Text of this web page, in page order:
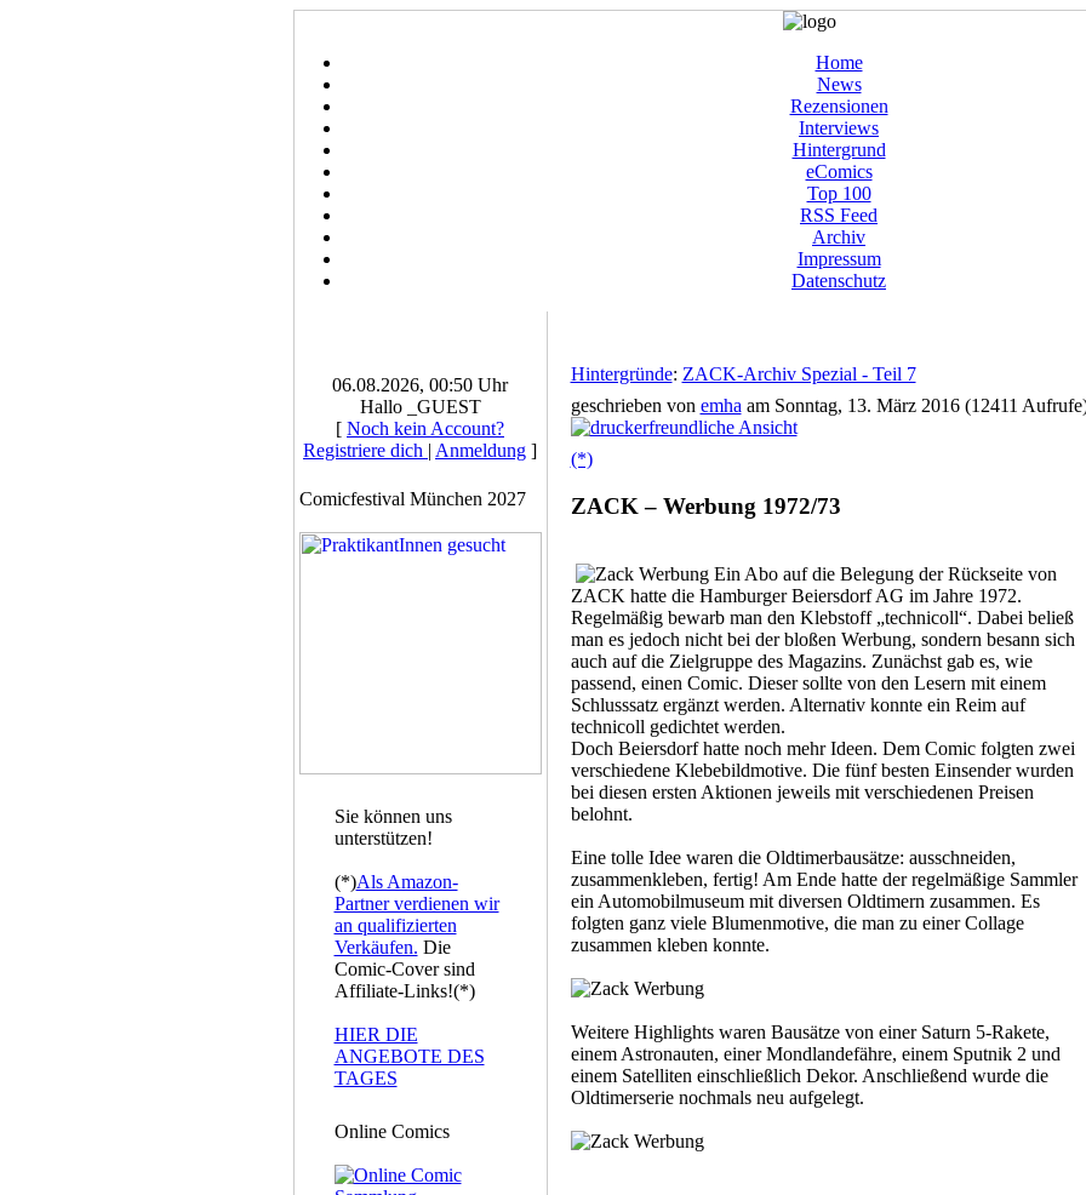
Home
News
Rezensionen
Interviews
Hintergrund
eComics
Top 100
RSS Feed
Archiv
Impressum
Datenschutz
06.08.2026, 00:50 Uhr
Hallo _GUEST
[ Noch kein Account?
Registriere dich | Anmeldung ]
Comicfestival München 2027
Sie können uns
unterstützen!
(*)Als Amazon-
Partner verdienen wir
an qualifizierten
Verkäufen. Die
Comic-Cover sind
Affiliate-Links!(*)
HIER DIE
ANGEBOTE DES
TAGES
Online Comics
Hintergründe: ZACK-Archiv Spezial - Teil 7
geschrieben von emha am Sonntag, 13. März 2016 (12411
(*)
ZACK – Werbung 1972/73
Ein Abo auf die Belegung der Rückseite von
ZACK hatte die Hamburger Beiersdorf AG im Jahre 1972.
Regelmäßig bewarb man den Klebstoff „technicoll“. Dabei beließ
man es jedoch nicht bei der bloßen Werbung, sondern besann sich
auch auf die Zielgruppe des Magazins. Zunächst gab es, wie
passend, einen Comic. Dieser sollte von den Lesern mit einem
Schlusssatz ergänzt werden. Alternativ konnte ein Reim auf
technicoll gedichtet werden.
Doch Beiersdorf hatte noch mehr Ideen. Dem Comic folgten zwei
verschiedene Klebebildmotive. Die fünf besten Einsender wurden
bei diesen ersten Aktionen jeweils mit verschiedenen Preisen
belohnt.
Eine tolle Idee waren die Oldtimerbausätze: ausschneiden,
zusammenkleben, fertig! Am Ende hatte der regelmäßige Sammler
ein Automobilmuseum mit diversen Oldtimern zusammen. Es
folgten ganz viele Blumenmotive, die man zu einer Collage
zusammen kleben konnte.
Weitere Highlights waren Bausätze von einer Saturn 5-Rakete,
einem Astronauten, einer Mondlandefähre, einem Sputnik 2 und
einem Satelliten einschließlich Dekor. Anschließend wurde die
Oldtimerserie nochmals neu aufgelegt.